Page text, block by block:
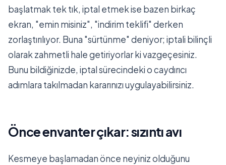
başlatmak tek tık, iptal etmek ise bazen birkaç
ekran, "emin misiniz", "indirim teklifi" derken
zorlaştırılıyor. Buna "sürtünme" deniyor; iptali bilinçli
olarak zahmetli hale getiriyorlar ki vazgeçesiniz.
Bunu bildiğinizde, iptal sürecindeki o caydırıcı
adımlara takılmadan kararınızı uygulayabilirsiniz.
Önce envanter çıkar: sızıntı avı
Kesmeye başlamadan önce neyiniz olduğunu